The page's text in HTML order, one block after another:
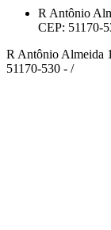
R Antônio
CEP: 51170-
R Antônio Almeida
51170-530 - /